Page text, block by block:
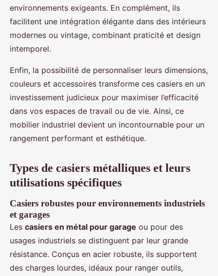
environnements exigeants. En complément, ils
facilitent une intégration élégante dans des intérieurs
modernes ou vintage, combinant praticité et design
intemporel.
Enfin, la possibilité de personnaliser leurs dimensions,
couleurs et accessoires transforme ces casiers en un
investissement judicieux pour maximiser l’efficacité
dans vos espaces de travail ou de vie. Ainsi, ce
mobilier industriel devient un incontournable pour un
rangement performant et esthétique.
Types de casiers métalliques et leurs
utilisations spécifiques
Casiers robustes pour environnements industriels
et garages
Les casiers en métal pour garage ou pour des
usages industriels se distinguent par leur grande
résistance. Conçus en acier robuste, ils supportent
des charges lourdes, idéaux pour ranger outils,